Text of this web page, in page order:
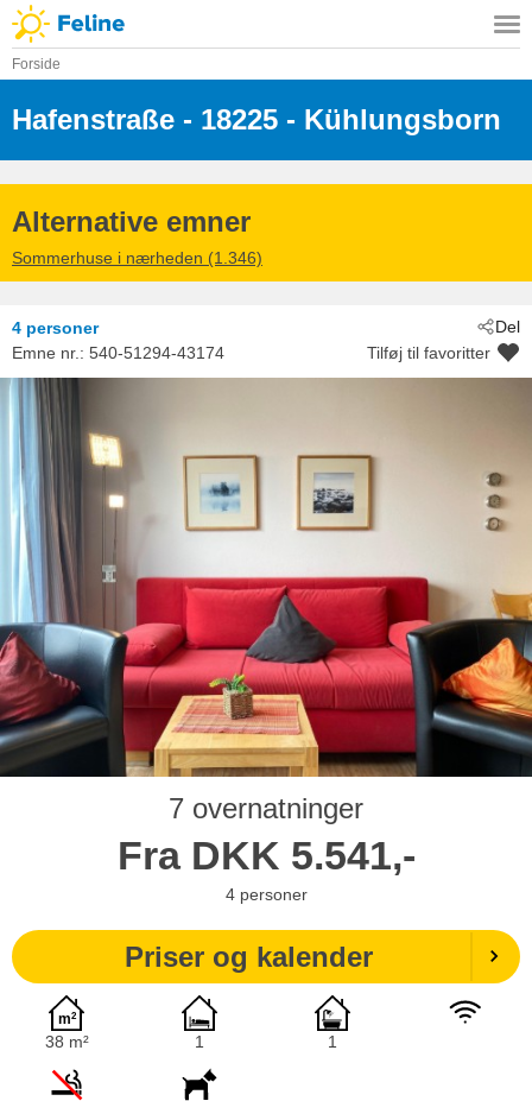
Forside
Hafenstraße - 18225 - Kühlungsborn
Alternative emner
Sommerhuse i nærheden (1.346)
Del
4 personer
Emne nr.: 540-51294-43174 Tilføj til favoritter
7 overnatninger
Fra DKK 5.541,-
4 personer
Priser og kalender
38 m² 1 1